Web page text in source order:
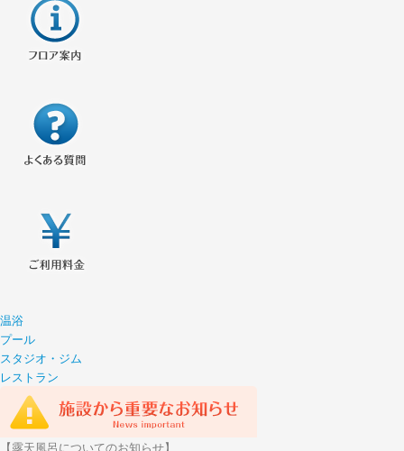
温浴
プール
スタジオ・ジム
レストラン
【露天風呂についてのお知らせ】